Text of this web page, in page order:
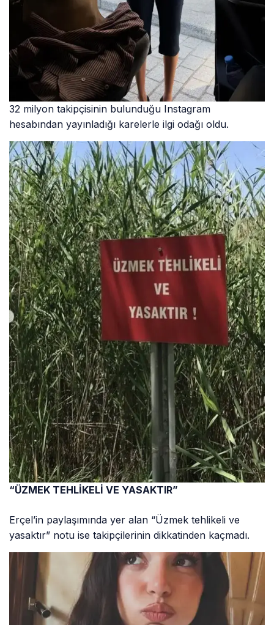
32 milyon takipçisinin bulunduğu Instagram
hesabından yayınladığı karelerle ilgi odağı oldu.
“ÜZMEK TEHLİKELİ VE YASAKTIR”
Erçel’in paylaşımında yer alan “Üzmek tehlikeli ve
yasaktır” notu ise takipçilerinin dikkatinden kaçmadı.